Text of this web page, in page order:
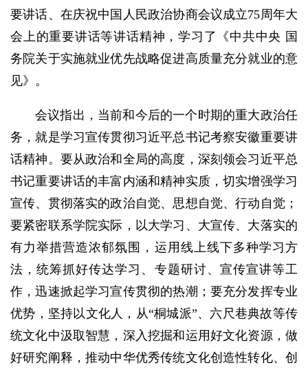
要讲话、在庆祝中国人民政治协商会议成立75周年大
会上的重要讲话等讲话精神，学习了《中共中央 国
务院关于实施就业优先战略促进高质量充分就业的意
见》。
会议指出，当前和今后的一个时期的重大政治任
务，就是学习宣传贯彻习近平总书记考察安徽重要讲
话精神。要从政治和全局的高度，深刻领会习近平总
书记重要讲话的丰富内涵和精神实质，切实增强学习
宣传、贯彻落实的政治自觉、思想自觉、行动自觉；
要紧密联系学院实际，以大学习、大宣传、大落实的
有力举措营造浓郁氛围，运用线上线下多种学习方
法，统筹抓好传达学习、专题研讨、宣传宣讲等工
作，迅速掀起学习宣传贯彻的热潮；要充分发挥专业
优势，坚持以文化人，从“桐城派”、六尺巷典故等传
统文化中汲取智慧，深入挖掘和运用好文化资源，做
好研究阐释，推动中华优秀传统文化创造性转化、创